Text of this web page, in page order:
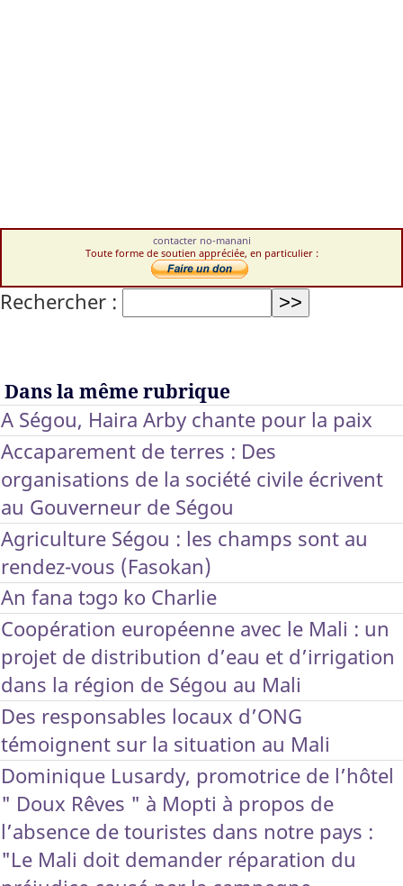
contacter no-manani
Toute forme de soutien appréciée, en particulier :
Rechercher :
Dans la même rubrique
A Ségou, Haira Arby chante pour la paix
Accaparement de terres : Des
organisations de la société civile écrivent
au Gouverneur de Ségou
Agriculture Ségou : les champs sont au
rendez-vous (Fasokan)
An fana tɔgɔ ko Charlie
Coopération européenne avec le Mali : un
projet de distribution d’eau et d’irrigation
dans la région de Ségou au Mali
Des responsables locaux d’ONG
témoignent sur la situation au Mali
Dominique Lusardy, promotrice de l’hôtel
" Doux Rêves " à Mopti à propos de
l’absence de touristes dans notre pays :
"Le Mali doit demander réparation du